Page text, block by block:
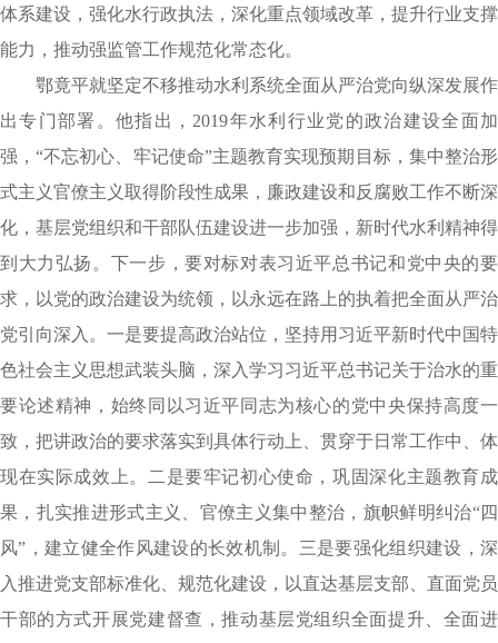
体系建设，强化水行政执法，深化重点领域改革，提升行业支撑
能力，推动强监管工作规范化常态化。
鄂竟平就坚定不移推动水利系统全面从严治党向纵深发展作
出专门部署。他指出，2019年水利行业党的政治建设全面加
强，“不忘初心、牢记使命”主题教育实现预期目标，集中整治形
式主义官僚主义取得阶段性成果，廉政建设和反腐败工作不断深
化，基层党组织和干部队伍建设进一步加强，新时代水利精神得
到大力弘扬。下一步，要对标对表习近平总书记和党中央的要
求，以党的政治建设为统领，以永远在路上的执着把全面从严治
党引向深入。一是要提高政治站位，坚持用习近平新时代中国特
色社会主义思想武装头脑，深入学习习近平总书记关于治水的重
要论述精神，始终同以习近平同志为核心的党中央保持高度一
致，把讲政治的要求落实到具体行动上、贯穿于日常工作中、体
现在实际成效上。二是要牢记初心使命，巩固深化主题教育成
果，扎实推进形式主义、官僚主义集中整治，旗帜鲜明纠治“四
风”，建立健全作风建设的长效机制。三是要强化组织建设，深
入推进党支部标准化、规范化建设，以直达基层支部、直面党员
干部的方式开展党建督查，推动基层党组织全面提升、全面进